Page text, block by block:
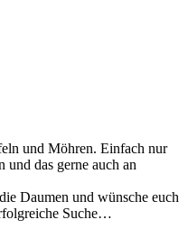
und Möhren. Einfach nur
und das gerne auch an
Daumen und wünsche euch
Suche…